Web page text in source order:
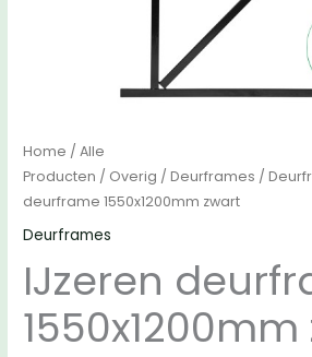
Home /Alle
Producten / Overig /Deurframes /
deurframe 1550x1200mm zwart
Deurframes
IJzeren